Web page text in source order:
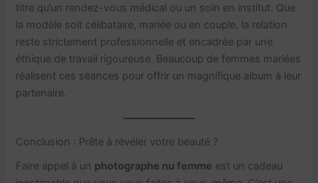
titre qu’un rendez-vous médical ou un soin en institut. Que
la modèle soit célibataire, mariée ou en couple, la relation
reste strictement professionnelle et encadrée par une
éthique de travail rigoureuse. Beaucoup de femmes mariées
réalisent ces séances pour offrir un magnifique album à leur
partenaire.
Conclusion : Prête à révéler votre beauté ?
Faire appel à un photographe nu femme est un cadeau